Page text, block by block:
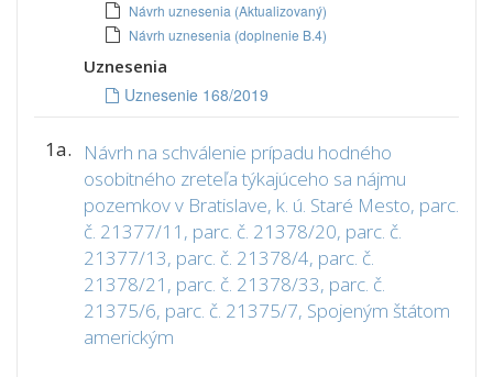
Návrh uznesenia (Aktualizovaný)
Návrh uznesenia (doplnenie B.4)
Uznesenia
Uznesenie 168/2019
1a.
Návrh na schválenie prípadu hodného
osobitného zreteľa týkajúceho sa nájmu
pozemkov v Bratislave, k. ú. Staré Mesto, parc.
č. 21377/11, parc. č. 21378/20, parc. č.
21377/13, parc. č. 21378/4, parc. č.
21378/21, parc. č. 21378/33, parc. č.
21375/6, parc. č. 21375/7, Spojeným štátom
americkým